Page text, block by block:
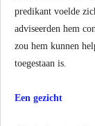
predikant voelde
adviseerden hem
zou hem kunnen
toegestaan is.
Een gezicht